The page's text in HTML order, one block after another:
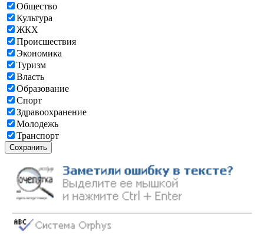
Общество
Культура
ЖКХ
Происшествия
Экономика
Туризм
Власть
Образование
Спорт
Здравоохранение
Молодежь
Транспорт
Сохранить